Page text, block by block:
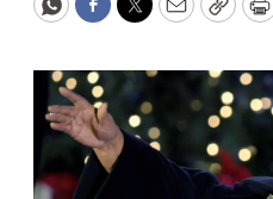
WhatsApp
Facebook
Twitter
EmailCopy